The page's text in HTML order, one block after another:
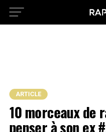
ARTICLE
10 morceaux de
penser à son ex